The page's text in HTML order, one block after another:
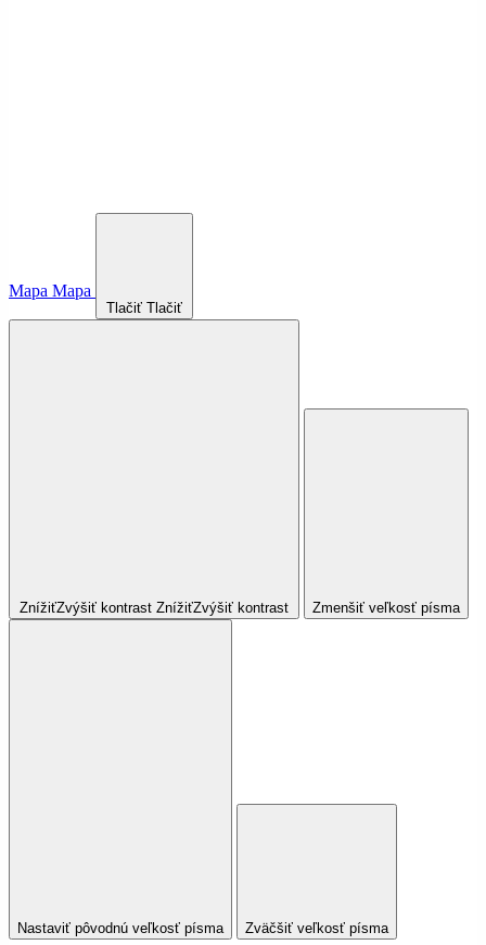
Mapa Mapa
Tlačiť Tlačiť
ZnížiťZvýšiť kontrast ZnížiťZvýšiť kontrast Zmenšiť veľkosť písma
Nastaviť pôvodnú veľkosť písma Zväčšiť veľkosť písma